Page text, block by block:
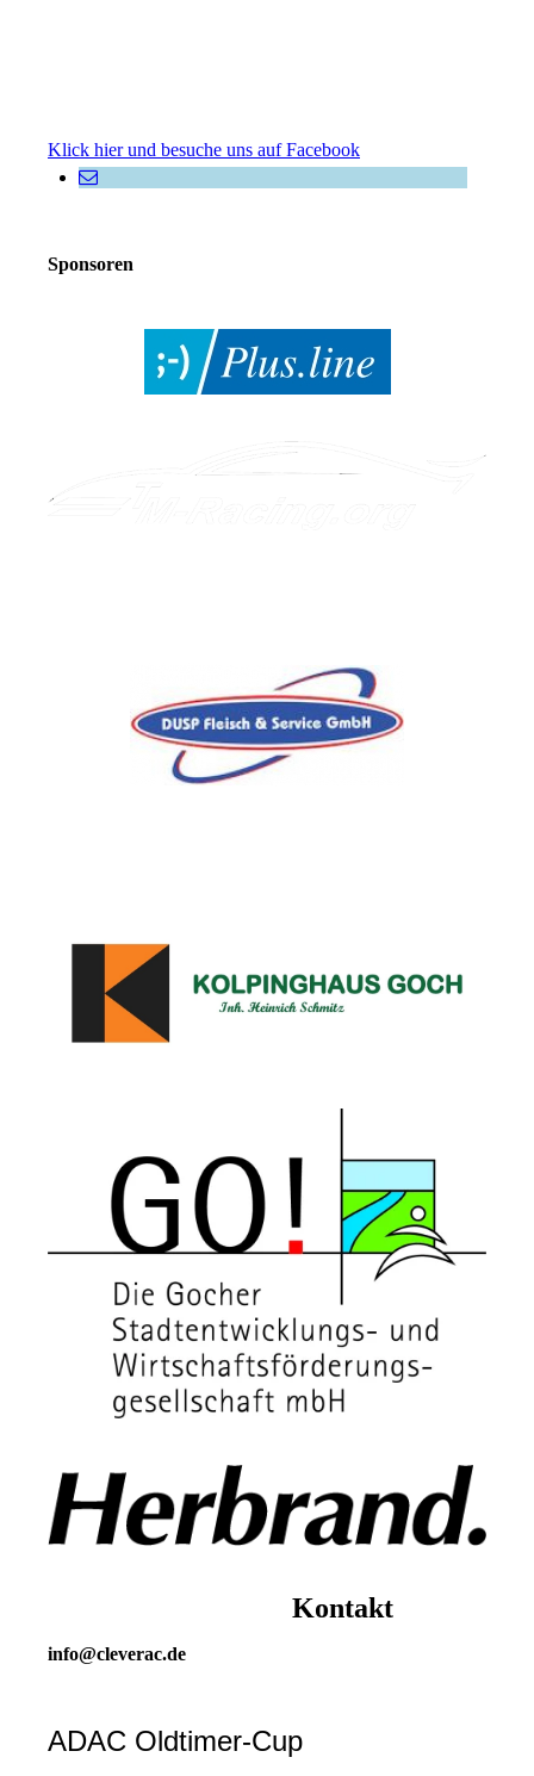
Klick hier und besuche uns auf Facebook
Sponsoren
Kontakt
info@cleverac.de
ADAC Oldtimer-Cup